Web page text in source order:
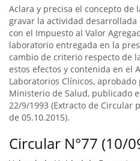
Aclara y precisa el concepto de
gravar la actividad
con el Impuesto al Valor
laboratorio entregada en la
cambio de criterio respecto de
estos efectos y contenida en el
Laboratorios Clínicos, aprobado
Ministerio de Salud, publicado
22/9/1993 (Extracto de Circular
de 05.10.2015).
Circular N°77 (10/